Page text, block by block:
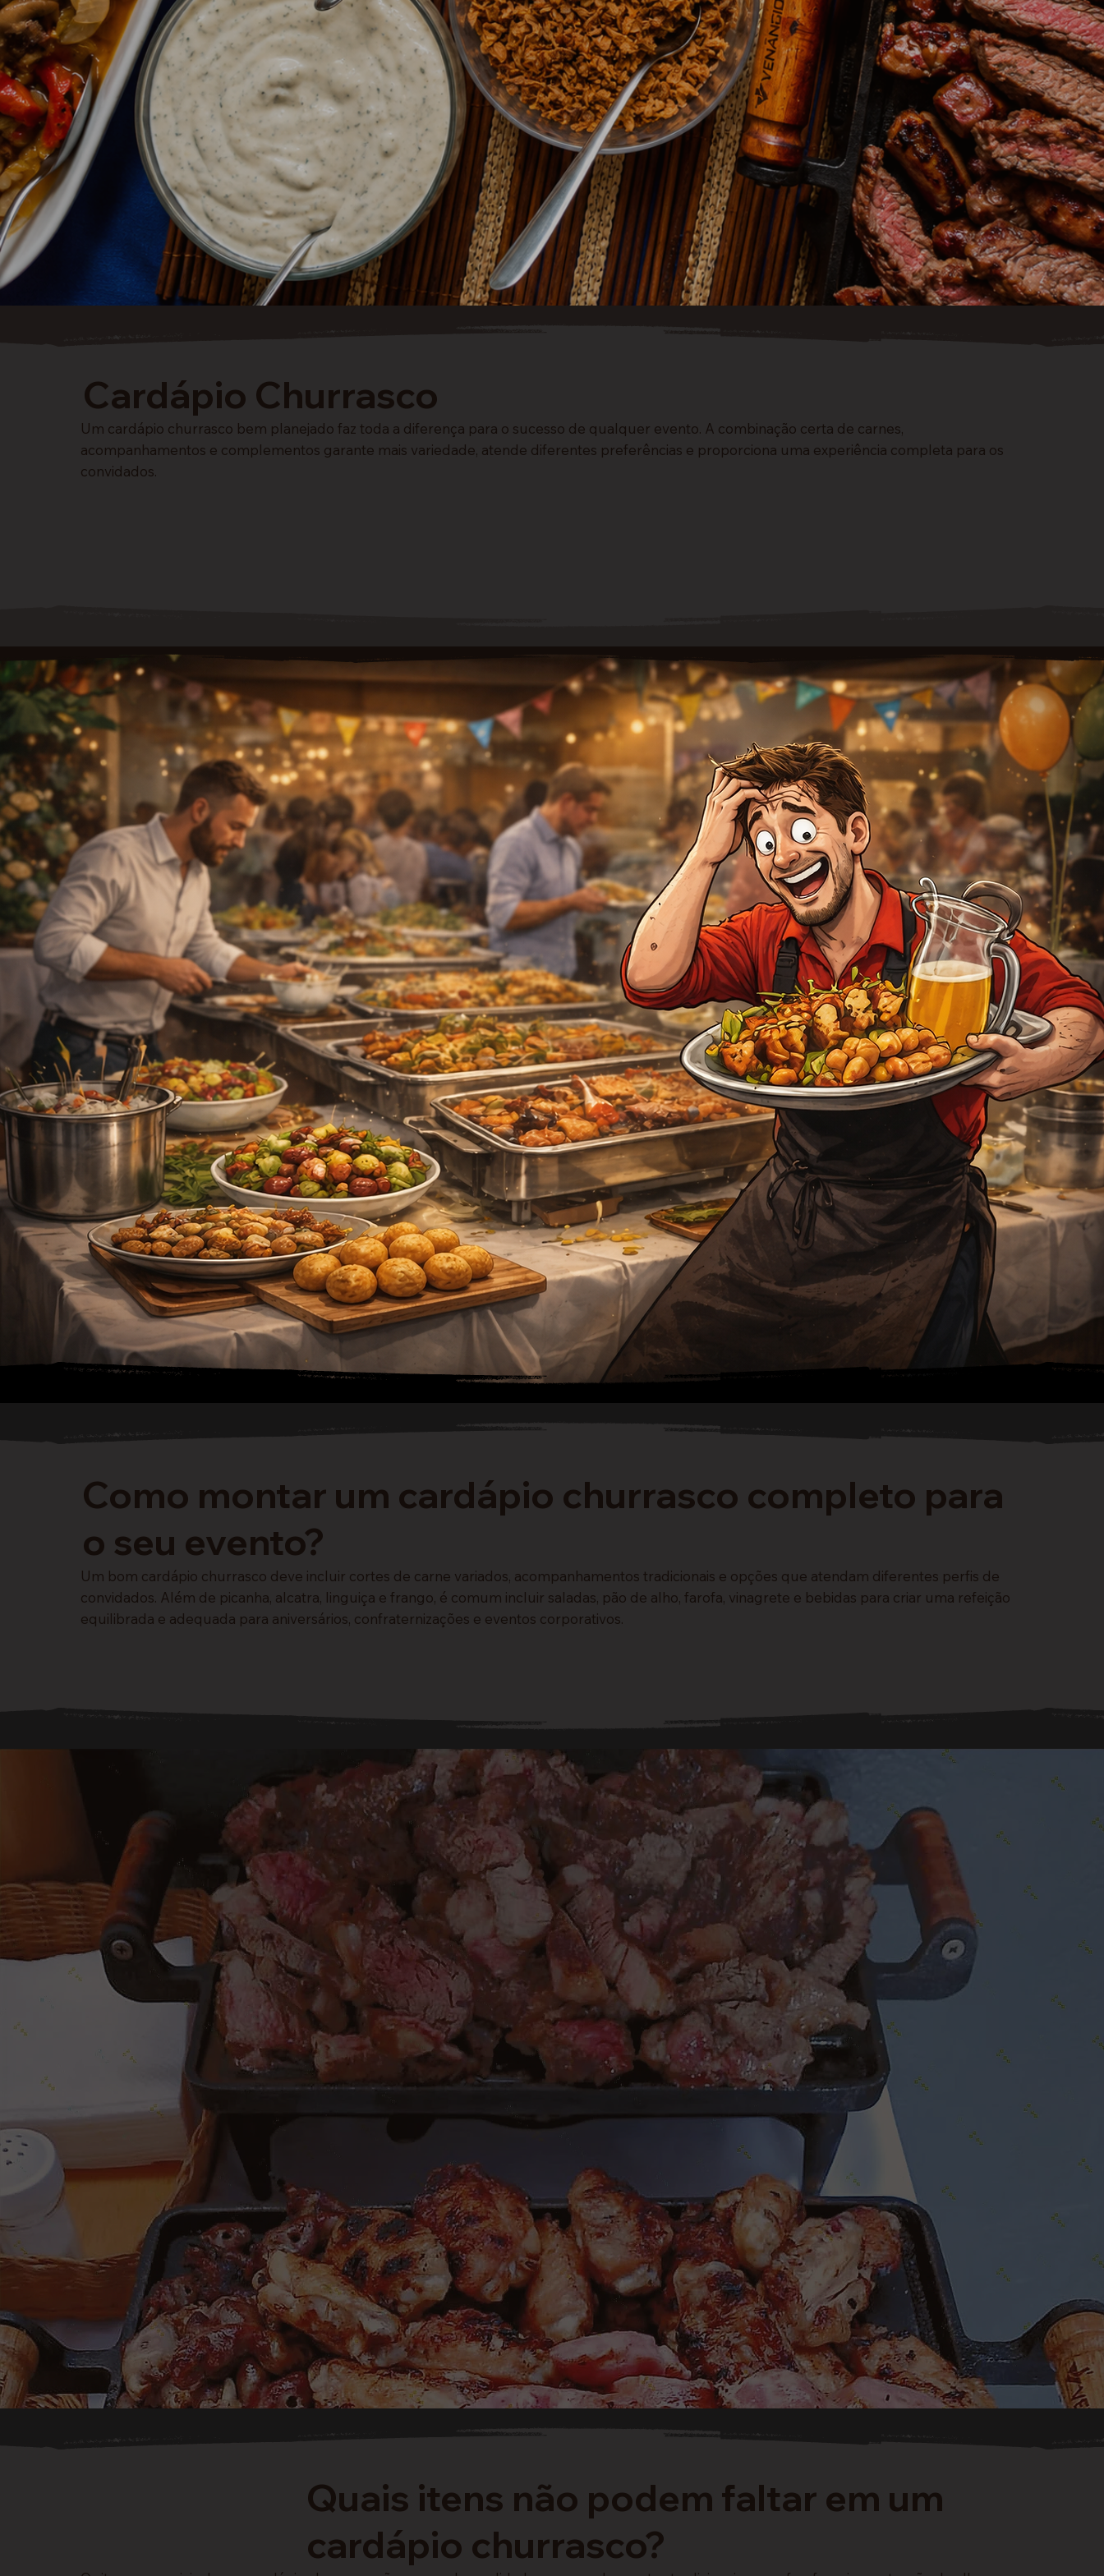
Cardápio Churrasco
Um cardápio churrasco bem planejado faz toda a diferença para o sucesso de qualquer evento. A combinação certa de carnes,
acompanhamentos e complementos garante mais variedade, atende diferentes preferências e proporciona uma experiência completa para os
convidados.
Como montar um cardápio churrasco completo para
o seu evento?
Um bom cardápio churrasco deve incluir cortes de carne variados, acompanhamentos tradicionais e opções que atendam diferentes perfis de
convidados. Além de picanha, alcatra, linguiça e frango, é comum incluir saladas, pão de alho, farofa, vinagrete e bebidas para criar uma refeição
equilibrada e adequada para aniversários, confraternizações e eventos corporativos.
Quais itens não podem faltar em um
cardápio churrasco?